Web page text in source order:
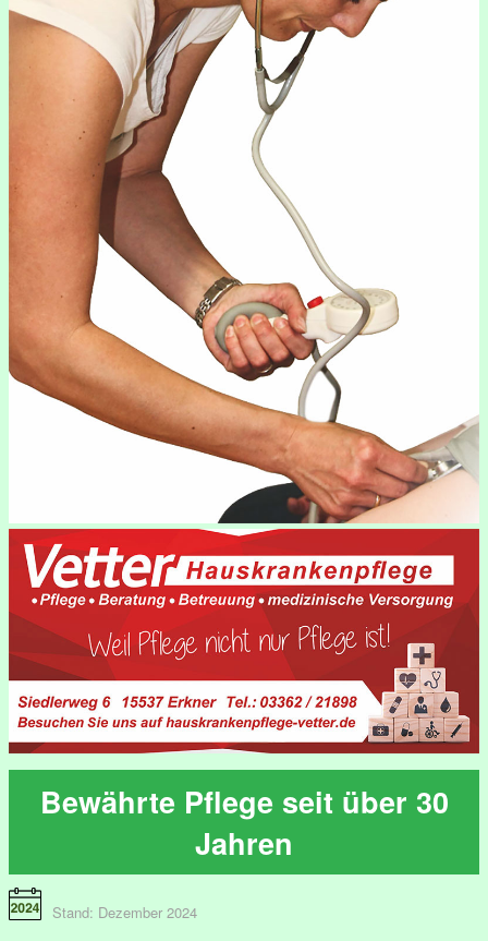
Bewährte Pflege seit über 30
Jahren
Stand: Dezember 2024